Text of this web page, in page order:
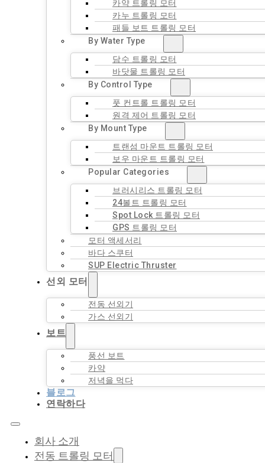
카약 트롤링 모터
카누 트롤링 모터
패들 보트 트롤링 모터
By Water Type
담수 트롤링 모터
바닷물 트롤링 모터
By Control Type
풋 컨트롤 트롤링 모터
원격 제어 트롤링 모터
By Mount Type
트랜섬 마운트 트롤링 모터
보우 마운트 트롤링 모터
Popular Categories
브러시리스 트롤링 모터
24볼트 트롤링 모터
Spot Lock 트롤링 모터
GPS 트롤링 모터
모터 액세서리
바다 스쿠터
SUP Electric Thruster
선외 모터
전동 선외기
가스 선외기
보트
풍선 보트
카약
저녁을 먹다
블로그
연락하다
회사 소개
전동 트롤링 모터